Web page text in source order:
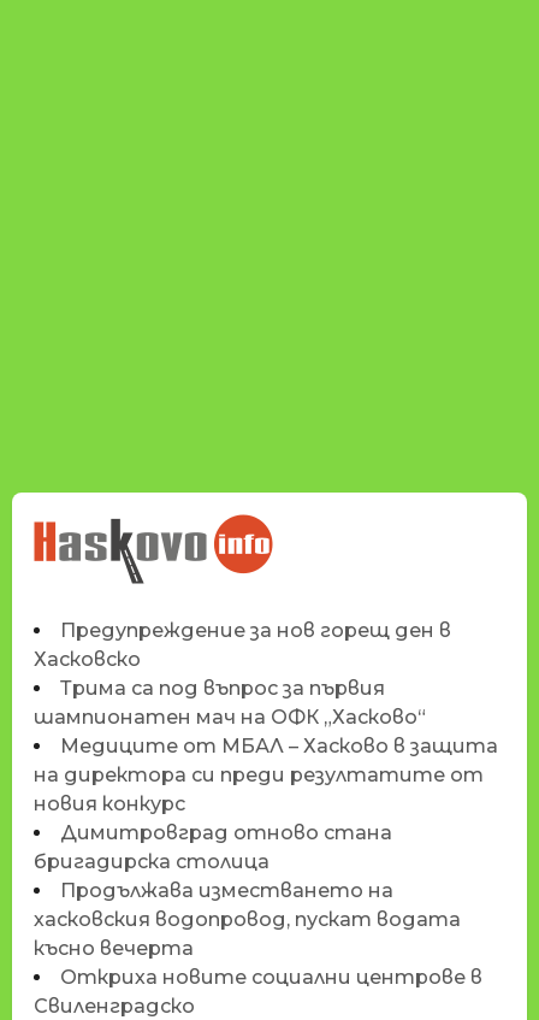
НОВИНИТЕ НА
HASKOVO.INFO
Предупреждение за нов горещ ден в
Хасковско
Трима са под въпрос за първия
шампионатен мач на ОФК „Хасково“
Медиците от МБАЛ – Хасково в защита
на директора си преди резултатите от
новия конкурс
Димитровград отново стана
бригадирска столица
Продължава изместването на
хасковския водопровод, пускат водата
късно вечерта
Откриха новите социални центрове в
Свиленградско